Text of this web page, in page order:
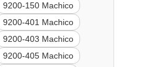
9200-150 Machico
9200-401 Machico
9200-403 Machico
9200-405 Machico